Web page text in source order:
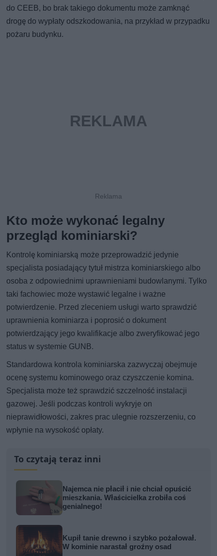
do CEEB, bo brak takiego dokumentu może zamknąć
drogę do wypłaty odszkodowania, na przykład w przypadku
pożaru budynku.
Kto może wykonać legalny
przegląd kominiarski?
Kontrolę kominiarską może przeprowadzić jedynie
specjalista posiadający tytuł mistrza kominiarskiego albo
osoba z odpowiednimi uprawnieniami budowlanymi. Tylko
taki fachowiec może wystawić legalne i ważne
potwierdzenie. Przed zleceniem usługi warto sprawdzić
uprawnienia kominiarza i poprosić o dokument
potwierdzający jego kwalifikacje albo zweryfikować jego
status w systemie GUNB.
Standardowa kontrola kominiarska zazwyczaj obejmuje
ocenę systemu kominowego oraz czyszczenie komina.
Specjalista może też sprawdzić szczelność instalacji
gazowej. Jeśli podczas kontroli wykryje on
nieprawidłowości, zakres prac ulegnie rozszerzeniu, co
wpłynie na wysokość opłaty.
To czytają teraz inni
Najemca nie płacił i nie chciał opuścić
mieszkania. Właścicielka zrobiła coś
genialnego!
Kupił tanie drewno i szybko pożałował.
W kominie narastał groźny osad